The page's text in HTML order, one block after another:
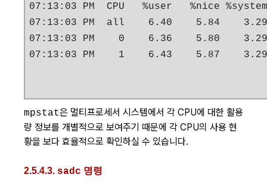
07:13:03 PM  CPU   %user   %nice
07:13:03 PM  all    6.40    5.84
07:13:03 PM    0    6.36    5.80
07:13:03 PM    1    6.43    5.87
mpstat은 멀티프로세서 시스템에서 각 CPU에 대한 활용
량 정보를 개별적으로 보여주기 때문에 각 CPU의 사용 현
황을 보다 효율적으로 확인하실 수 있습니다.
2.5.4.3. sadc 명령